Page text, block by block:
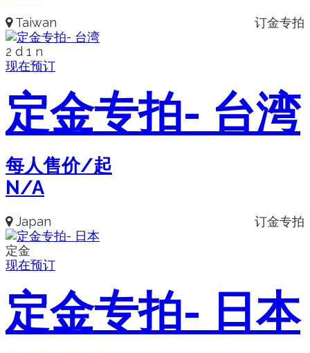
Taiwan
订金专拍
2 d 1 n
现在预订
定金专拍- 台湾
每人售价/起
N/A
Japan
订金专拍
定金
现在预订
定金专拍- 日本